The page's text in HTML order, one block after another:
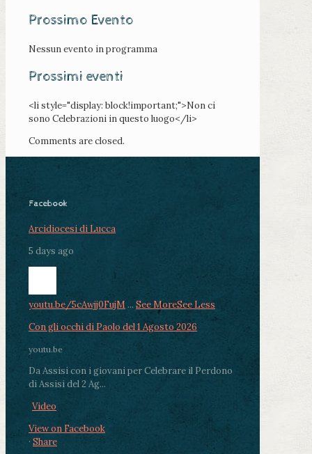
Prossimo Evento
Nessun evento in programma
Prossimi eventi
<li style="display: block!important;">Non ci
sono Celebrazioni in questo luogo</li>
Comments are closed.
Facebook
Arcidiocesi di Lucca
5 days ago
youtu.be/5cAwjj0FujM ... See MoreSee Less
Con gli occhi di Paolo del 1 Agosto 2026
youtu.be
Da Assisi con i giovani per Celebrare il Perdono
di Assisi del 2 Ag...
Video
View on Facebook
· Share